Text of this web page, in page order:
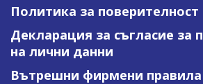
Политика за поверителност
Декларация за съгласие за
на лични данни
Вътрешни фирмени правила